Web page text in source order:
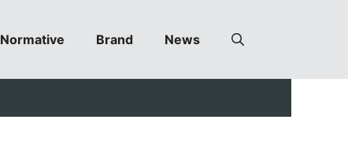
Normative Brand News